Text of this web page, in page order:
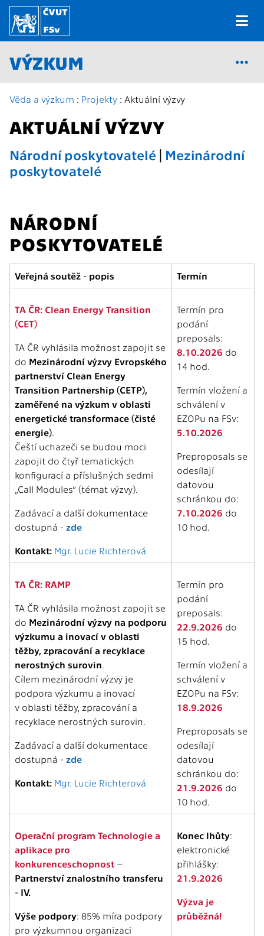
VÝZKUM
Věda a výzkum : Projekty : Aktuální výzvy
AKTUÁLNÍ VÝZVY
Národní poskytovatelé | Mezinárodní
poskytovatelé
NÁRODNÍ
POSKYTOVATELÉ
Veřejná soutěž - popis Termín
TA ČR: Clean Energy Transition
(CET)
TA ČR vyhlásila možnost zapojit se
do Mezinárodní výzvy Evropského
partnerství Clean Energy
Transition Partnership (CETP),
zaměřené na výzkum v oblasti
energetické transformace (čisté
energie).
Čeští uchazeči se budou moci
zapojit do čtyř tematických
konfigurací a příslušných sedmi
„Call Modules“ (témat výzvy).
Zadávací a další dokumentace
dostupná - zde
Kontakt: Mgr. Lucie Richterová
Termín pro
podání
preposals:
8.10.2026 do
14 hod.
Termín vložení a
schválení v
EZOPu na FSv:
5.10.2026
Preproposals se
odesílají
datovou
schránkou do:
7.10.2026 do
10 hod.
TA ČR: RAMP
TA ČR vyhlásila možnost zapojit se
do Mezinárodní výzvy na podporu
výzkumu a inovací v oblasti
těžby, zpracování a recyklace
nerostných surovin.
Cílem mezinárodní výzvy je
podpora výzkumu a inovací
v oblasti těžby, zpracování a
recyklace nerostných surovin.
Zadávací a další dokumentace
dostupná - zde
Kontakt: Mgr. Lucie Richterová
Termín pro
podání
preposals:
22.9.2026 do
15 hod.
Termín vložení a
schválení v
EZOPu na FSv:
18.9.2026
Preproposals se
odesílají
datovou
schránkou do:
21.9.2026 do
10 hod.
Operační program Technologie a
aplikace pro
konkurenceschopnost –
Partnerství znalostního transferu
- IV.
Výše podpory: 85% míra podpory
pro výzkumnou organizaci
Konec lhůty:
elektronické
přihlášky:
21.9.2026
Výzva je
průběžná!